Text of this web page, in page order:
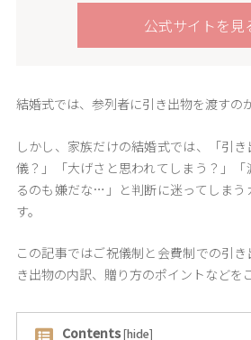
公式サイトを見
結婚式では、参列者に引き出物を渡すの
しかし、家族だけの結婚式では、「引
儀？」「大げさと思われてしまう？」
るのも嫌だな…」と判断に迷ってしまう
す。
この記事ではご祝儀制と会費制での引
き出物の内訳、贈り方のポイントなどを
Contents[hide]